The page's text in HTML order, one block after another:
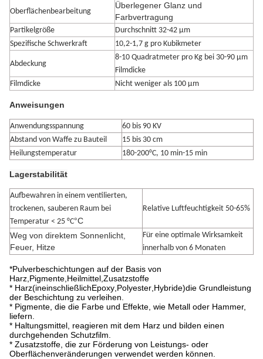
Oberflächenbearbeitung
Überlegener Glanz und
Farbvertragung
Partikelgröße
Durchschnitt 32-42 μm
Spezifische Schwerkraft
10,2-1,7 g pro Kubikmeter
Abdeckung
8-10 Quadratmeter pro Kg bei 30-90 μm
Filmdicke
Filmdicke
Nicht weniger als 100 μm
Anweisungen
Anwendungsspannung
60 bis 90 KV
Abstand von Waffe zu Bauteil
15 bis 30 cm
Heilungstemperatur
180-200°C, 10 min-15 min
Lagerstabilität
Aufbewahren in einem ventilierten,
trockenen, sauberen Raum bei
Temperatur < 25 °C°C
Relative Luftfeuchtigkeit 50-65%
Weg von direktem Sonnenlicht,
Feuer, Hitze
Für eine optimale Wirksamkeit
innerhalb von 6 Monaten
*Pulverbeschichtungen auf der Basis von
Harz Pigmente Heilmittel Zusatzstoffe
* Harz(ineinschließlichEpoxy Polyester Hybride)die Grundleistung
der Beschichtung zu verleihen.
* Pigmente, die die Farbe und Effekte, wie Metall oder Hammer,
liefern.
* Haltungsmittel, reagieren mit dem Harz und bilden einen
durchgehenden Schutzfilm.
* Zusatzstoffe, die zur Förderung von Leistungs- oder
Oberflächenveränderungen verwendet werden können.